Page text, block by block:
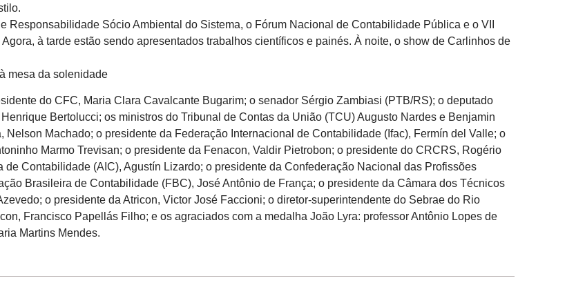
Responsabilidade Sócio Ambiental do Sistema, o Fórum Nacional de Contabilidade Pública e o VII
à tarde estão sendo apresentados trabalhos científicos e painés. À noite, o show de Carlinhos de
mesa da solenidade
do CFC, Maria Clara Cavalcante Bugarim; o senador Sérgio Zambiasi (PTB/RS); o deputado
Bertolucci; os ministros do Tribunal de Contas da União (TCU) Augusto Nardes e Benjamin
Machado; o presidente da Federação Internacional de Contabilidade (Ifac), Fermín del Valle; o
Marmo Trevisan; o presidente da Fenacon, Valdir Pietrobon; o presidente do CRCRS, Rogério
Contabilidade (AIC), Agustín Lizardo; o presidente da Confederação Nacional das Profissões
Brasileira de Contabilidade (FBC), José Antônio de França; o presidente da Câmara dos Técnicos
o presidente da Atricon, Victor José Faccioni; o diretor-superintendente do Sebrae do Rio
Francisco Papellás Filho; e os agraciados com a medalha João Lyra: professor Antônio Lopes de
Martins Mendes.